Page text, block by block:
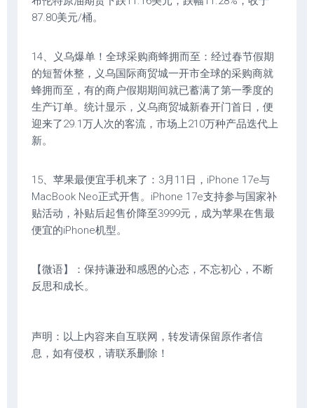
87.80美元/桶。
14、义乌爆单！全球采购商蜂拥而至：经过春节假期
的短暂休整，义乌国际商贸城一开市全球的采购商就
蜂拥而至，有的商户假期期间就已蓄满了第一季度的
生产订单。统计显示，义乌商贸城新春开门首日，便
迎来了29.1万人次的客流，市场上210万种产品迭代上
新。
15、苹果最便宜手机来了：3月11日，iPhone 17e与
MacBook Neo正式开售。iPhone 17e支持参与国家补
贴活动，补贴后起售价降至3999元，成为苹果在售最
便宜的iPhone机型。
【微语】：保持谦逊和感恩的心态，不忘初心，不断
反思和成长。
声明：以上内容来自互联网，转发请保留原作者信
息，如有侵权，请联系删除！